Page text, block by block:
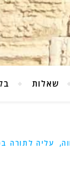
שאלות
, עליה לתורה